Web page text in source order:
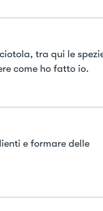
tra qui le
come ho fatto io.
e formare delle